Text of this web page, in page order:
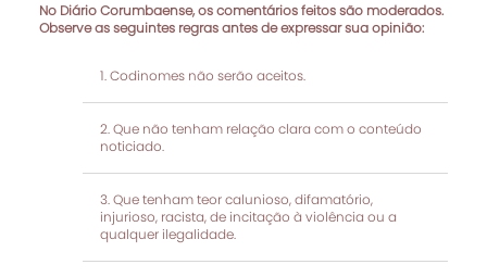
No Diário Corumbaense, os comentários feitos são moderados.
Observe as seguintes regras antes de expressar sua opinião:
Codinomes não serão aceitos.
Que não tenham relação clara com o conteúdo
noticiado.
Que tenham teor calunioso, difamatório,
injurioso, racista, de incitação à violência ou a
qualquer ilegalidade.